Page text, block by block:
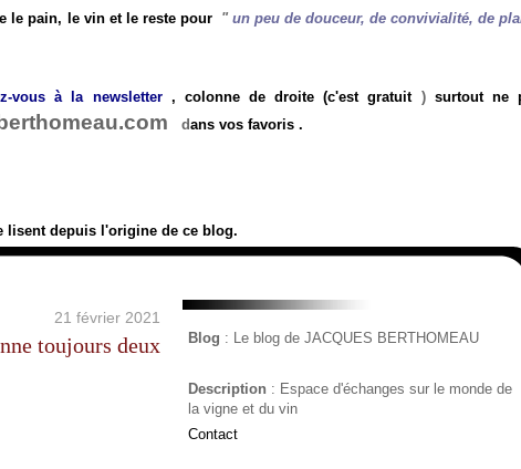
le pain, le vin et le reste pour "un peu de douceur, de convivialité, de
vous à la newsletter, colonne de droite (c'est gratuit) surtout ne
dans vos favoris .
lisent depuis l'origine de ce blog.
21 février 2021
toujours deux
Blog : Le blog de JACQUES BERTHOMEAU
Description : Espace d'échanges sur le monde de
la vigne et du vin
Contact